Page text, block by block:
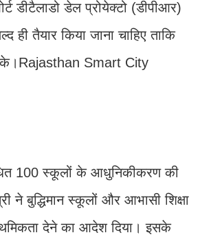
डीटैलाडो डेल प्रोयेक्टो (डीपीआर)
ही तैयार किया जाना चाहिए ताकि
Smart City
100 स्कूलों के आधुनिकीकरण की
ने बुद्धिमान स्कूलों और आभासी शिक्षा
देने का आदेश दिया। इसके